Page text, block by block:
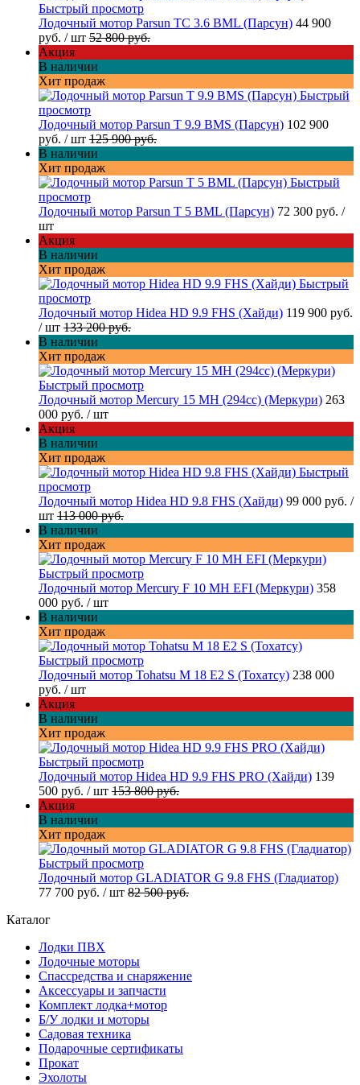
Быстрый просмотр
Лодочный мотор Parsun TC 3.6 BML (Парсун) 44 900
руб. / шт 52 800 руб.
Акция
В наличии
Хит продаж
Быстрый
просмотр
Лодочный мотор Parsun T 9.9 BMS (Парсун) 102 900
руб. / шт 125 900 руб.
В наличии
Хит продаж
Быстрый
просмотр
Лодочный мотор Parsun T 5 BML (Парсун) 72 300 руб. /
шт
Акция
В наличии
Хит продаж
Быстрый
просмотр
Лодочный мотор Hidea HD 9.9 FHS (Хайди) 119 900 руб.
/ шт 133 200 руб.
В наличии
Хит продаж
Быстрый просмотр
Лодочный мотор Mercury 15 MH (294cc) (Меркури) 263
000 руб. / шт
Акция
В наличии
Хит продаж
Быстрый
просмотр
Лодочный мотор Hidea HD 9.8 FHS (Хайди) 99 000 руб. /
шт 113 000 руб.
В наличии
Хит продаж
Быстрый просмотр
Лодочный мотор Mercury F 10 MH EFI (Меркури) 358
000 руб. / шт
В наличии
Хит продаж
Быстрый просмотр
Лодочный мотор Tohatsu M 18 E2 S (Тохатсу) 238 000
руб. / шт
Акция
В наличии
Хит продаж
Быстрый просмотр
Лодочный мотор Hidea HD 9.9 FHS PRO (Хайди) 139
500 руб. / шт 153 800 руб.
Акция
В наличии
Хит продаж
Быстрый просмотр
Лодочный мотор GLADIATOR G 9.8 FHS (Гладиатор)
77 700 руб. / шт 82 500 руб.
Каталог
Лодки ПВХ
Лодочные моторы
Спассредства и снаряжение
Аксессуары и запчасти
Комплект лодка+мотор
Б/У лодки и моторы
Садовая техника
Подарочные сертификаты
Прокат
Эхолоты